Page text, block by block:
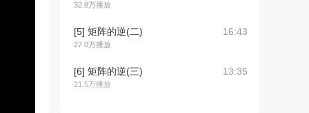
32.8万播放
[5] 矩阵的逆(二)
27.0万播放
16:43
[6] 矩阵的逆(三)
21.5万播放
13:35